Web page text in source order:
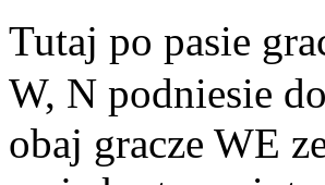
Tutaj po pasie
W, N podniesie
obaj gracze WE